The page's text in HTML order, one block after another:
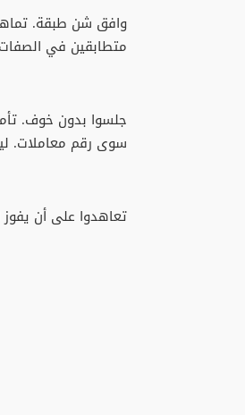
وافق شن طبقة.
متطابقين في الصفات
جلسوا بدون خوف.
سوى رقم معاملات.
تعاهدوا على أن